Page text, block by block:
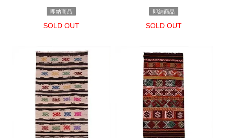
即納商品
SOLD OUT
即納商品
SOLD OUT